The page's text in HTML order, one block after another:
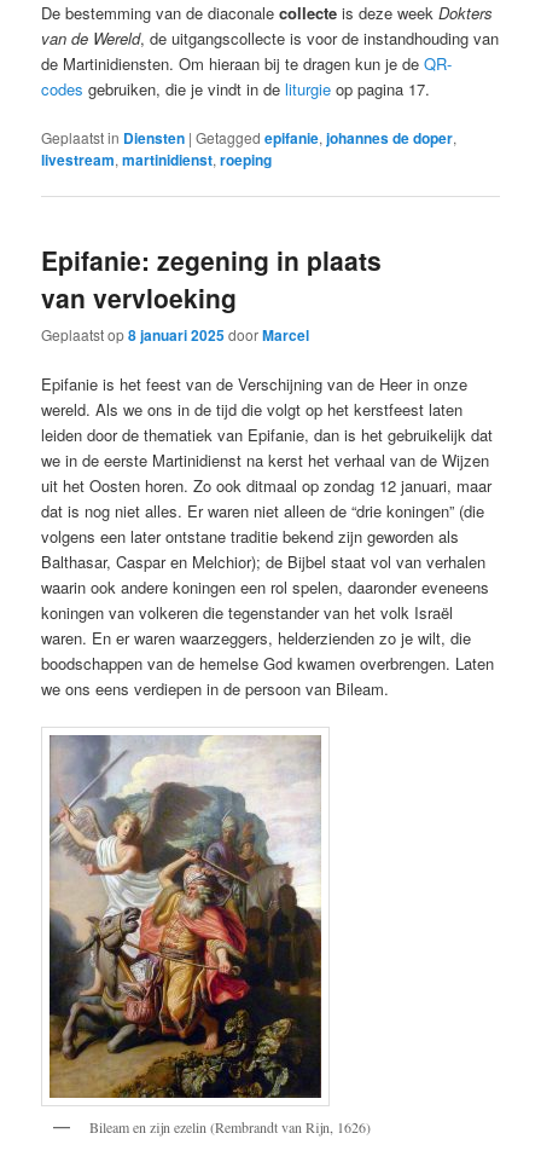
De bestemming van de diaconalecollecte is deze weekDokters
van de Wereld, de uitgangscollecte is voor de instandhouding van
de Martinidiensten. Om hieraan bij te dragen kun je deQR-
codes gebruiken, die je vindt in deliturgie op pagina 17.
Geplaatst in Diensten |Getagged epifanie,johannes de doper,
livestream,martinidienst,roeping
Epifanie: zegening in plaats
van vervloeking
Geplaatst op8 januari 2025doorMarcel
Epifanie is het feest van de Verschijning van de Heer in onze
wereld. Als we ons in de tijd die volgt op het kerstfeest laten
leiden door de thematiek van Epifanie, dan is het gebruikelijk dat
we in de eerste Martinidienst na kerst het verhaal van de Wijzen
uit het Oosten horen. Zo ook ditmaal op zondag 12 januari, maar
dat is nog niet alles. Er waren niet alleen de “drie koningen” (die
volgens een later ontstane traditie bekend zijn geworden als
Balthasar, Caspar en Melchior); de Bijbel staat vol van verhalen
waarin ook andere koningen een rol spelen, daaronder eveneens
koningen van volkeren die tegenstander van het volk Israël
waren. En er waren waarzeggers, helderzienden zo je wilt, die
boodschappen van de hemelse God kwamen overbrengen. Laten
we ons eens verdiepen in de persoon van Bileam.
Bileam en zijn ezelin (Rembrandt van Rijn, 1626)